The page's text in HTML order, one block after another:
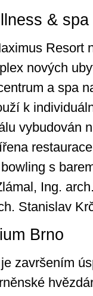
& spa
Resort
nových
a spa
k
vybudován
s
Ing.
Stanislav
Brno
završením